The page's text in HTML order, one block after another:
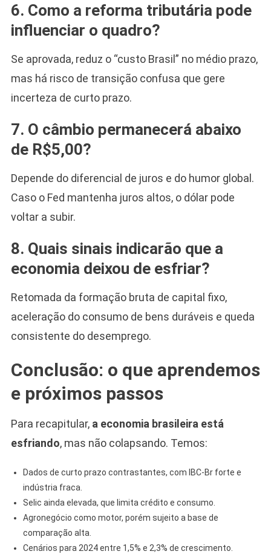
6. Como a reforma tributária pode
influenciar o quadro?
Se aprovada, reduz o “custo Brasil” no médio prazo,
mas há risco de transição confusa que gere
incerteza de curto prazo.
7. O câmbio permanecerá abaixo
de R$5,00?
Depende do diferencial de juros e do humor global.
Caso o Fed mantenha juros altos, o dólar pode
voltar a subir.
8. Quais sinais indicarão que a
economia deixou de esfriar?
Retomada da formação bruta de capital fixo,
aceleração do consumo de bens duráveis e queda
consistente do desemprego.
Conclusão: o que aprendemos
e próximos passos
Para recapitular, a economia brasileira está
esfriando, mas não colapsando. Temos:
Dados de curto prazo contrastantes, com IBC-Br forte e
indústria fraca.
Selic ainda elevada, que limita crédito e consumo.
Agronegócio como motor, porém sujeito a base de
comparação alta.
Cenários para 2024 entre 1,5% e 2,3% de crescimento.